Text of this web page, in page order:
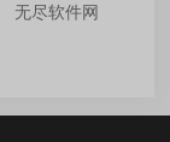
无尽软件网